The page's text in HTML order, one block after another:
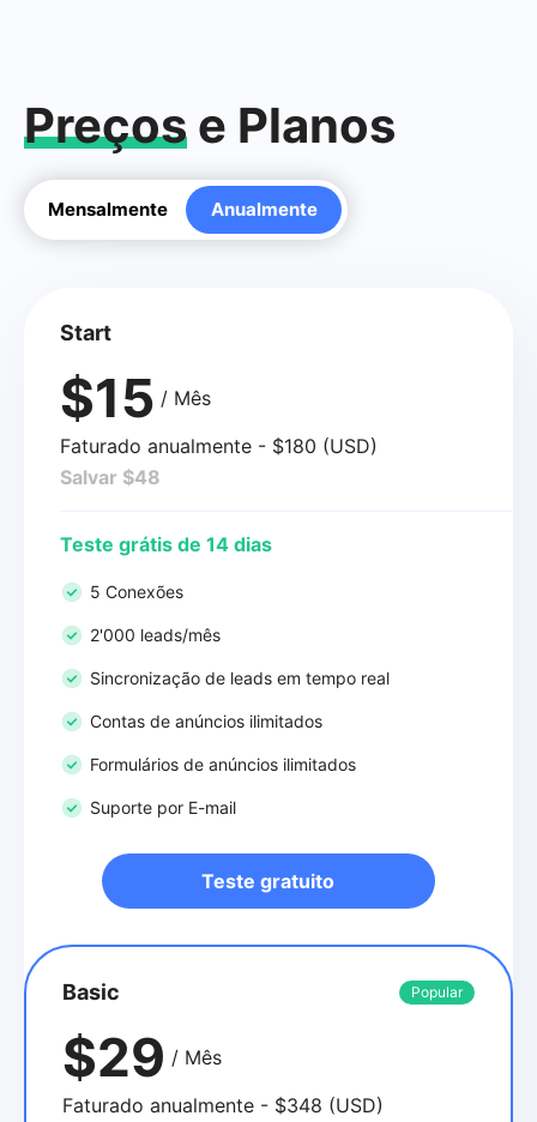
Preços e Planos
Mensalmente Anualmente
Start
$15 / Mês
Faturado anualmente - $180 (USD)
Salvar $48
Teste grátis de 14 dias
5 Conexões
2'000 leads/mês
Sincronização de leads em tempo real
Contas de anúncios ilimitados
Formulários de anúncios ilimitados
Suporte por E-mail
Teste gratuito
Basic Popular
$29 / Mês
Faturado anualmente - $348 (USD)